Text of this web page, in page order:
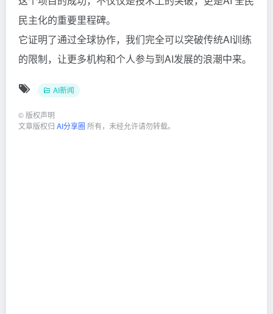
民主化的重要里程碑。
它证明了通过全球协作，我们完全可以突破传统AI训练
的限制，让更多机构和个人参与到AI发展的浪潮中来。
AI新闻
© 版权声明
文章版权归 AI分享圈 所有，未经允许请勿转载。